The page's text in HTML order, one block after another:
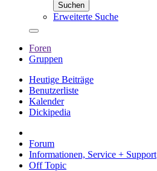
Suchen
Erweiterte Suche
Foren
Gruppen
Heutige Beiträge
Benutzerliste
Kalender
Dickipedia
Forum
Informationen, Service + Support
Off Topic